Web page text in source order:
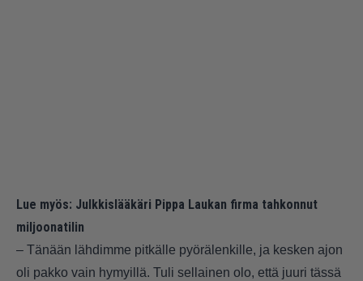
Lue myös: Julkkislääkäri Pippa Laukan firma tahkonnut
miljoonatilin
– Tänään lähdimme pitkälle pyörälenkille, ja kesken ajon
oli pakko vain hymyillä. Tuli sellainen olo, että juuri tässä